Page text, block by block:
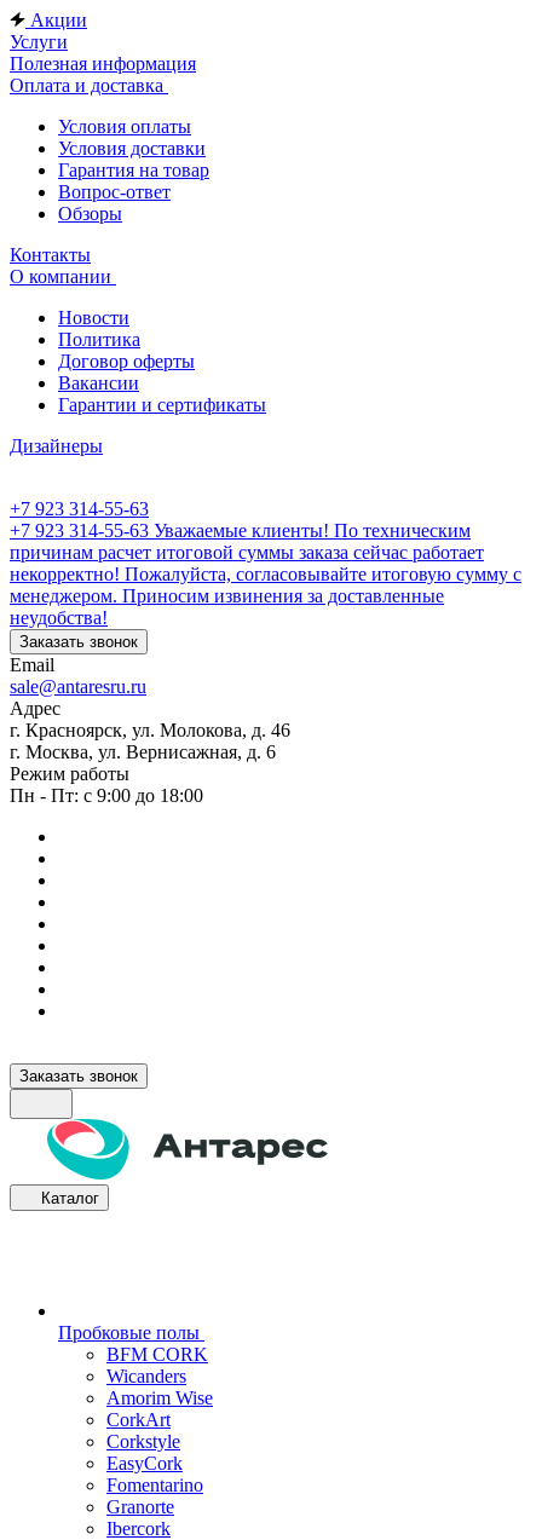
Акции
Услуги
Полезная информация
Оплата и доставка
Условия оплаты
Условия доставки
Гарантия на товар
Вопрос-ответ
Обзоры
Контакты
О компании
Новости
Политика
Договор оферты
Вакансии
Гарантии и сертификаты
Дизайнеры
+7 923 314-55-63
+7 923 314-55-63 Уважаемые клиенты! По техническим
причинам расчет итоговой суммы заказа сейчас работает
некорректно! Пожалуйста, согласовывайте итоговую сумму с
менеджером. Приносим извинения за доставленные
неудобства!
Заказать звонок
Email
sale@antaresru.ru
Адрес
г. Красноярск, ул. Молокова, д. 46
г. Москва, ул. Вернисажная, д. 6
Режим работы
Пн - Пт: с 9:00 до 18:00
Заказать звонок
Каталог
Пробковые полы
BFM CORK
Wicanders
Amorim Wise
CorkArt
Corkstyle
EasyCork
Fomentarino
Granorte
Ibercork